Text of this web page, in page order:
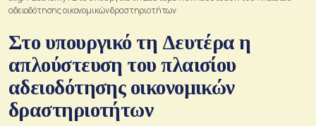
αδειοδότησης οικονομικών δραστηριοτήτων
Στο υπουργικό τη Δευτέρα η
απλούστευση του πλαισίου
αδειοδότησης οικονομικών
δραστηριοτήτων